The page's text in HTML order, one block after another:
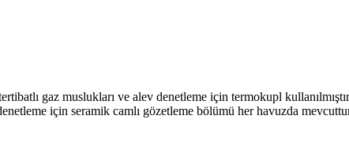
gaz muslukları ve alev denetleme için termokupl
için seramik camlı gözetleme bölümü her havuzda